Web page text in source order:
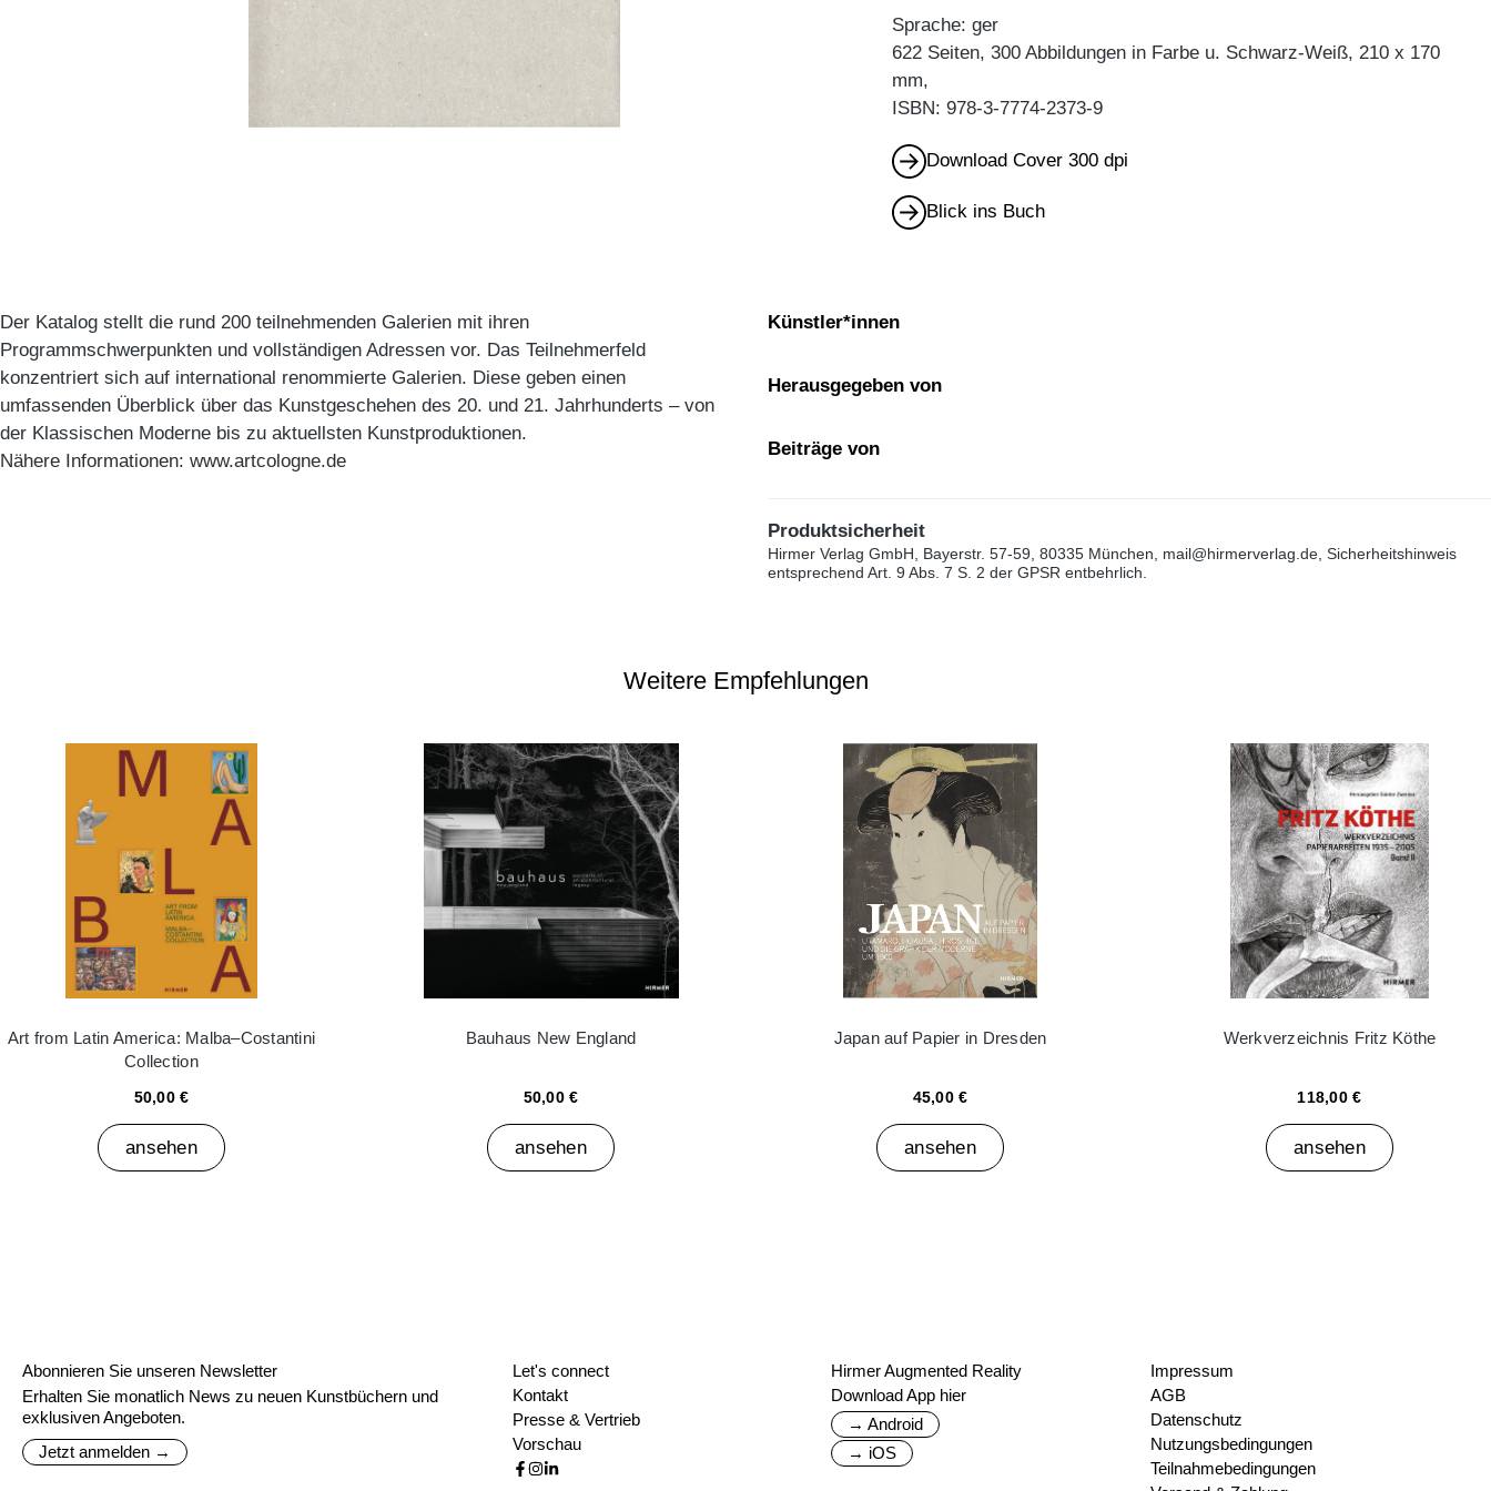
Sprache: ger
622 Seiten, 300 Abbildungen in Farbe u. Schwarz-Weiß, 210 x 170
mm,
ISBN: 978-3-7774-2373-9
Download Cover 300 dpi
Blick ins Buch
Der Katalog stellt die rund 200 teilnehmenden Galerien mit ihren
Programmschwerpunkten und vollständigen Adressen vor. Das Teilnehmerfeld
konzentriert sich auf international renommierte Galerien. Diese geben einen
umfassenden Überblick über das Kunstgeschehen des 20. und 21. Jahrhunderts – von
der Klassischen Moderne bis zu aktuellsten Kunstproduktionen.
Nähere Informationen: www.artcologne.de
Künstler*innen
Herausgegeben von
Beiträge von
Produktsicherheit
Hirmer Verlag GmbH, Bayerstr. 57-59, 80335 München, mail@hirmerverlag.de, Sicherheitshinweis
entsprechend Art. 9 Abs. 7 S. 2 der GPSR entbehrlich.
Weitere Empfehlungen
Art from Latin America: Malba–Costantini
Collection
50,00 €
ansehen
Bauhaus New England
50,00 €
ansehen
Japan auf Papier in Dresden
45,00 €
ansehen
Werkverzeichnis Fritz Köthe
118,00 €
ansehen
Abonnieren Sie unseren Newsletter
Erhalten Sie monatlich News zu neuen Kunstbüchern und
exklusiven Angeboten.
Jetzt anmelden →
Let's connect
Kontakt
Presse & Vertrieb
Vorschau
Hirmer Augmented Reality
Download App hier
→ Android
→ iOS
Impressum
AGB
Datenschutz
Nutzungsbedingungen
Teilnahmebedingungen